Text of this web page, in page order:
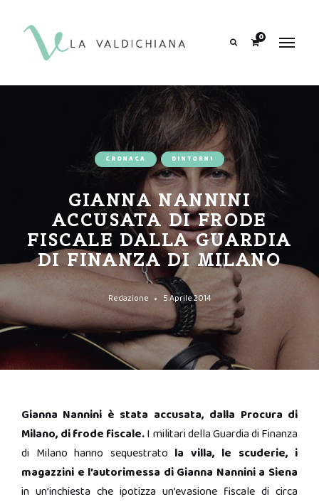
0
CRONACA DINTORNI
GIANNA NANNINI
ACCUSATA DI FRODE
FISCALE DALLA GUARDIA
DI FINANZA DI MILANO
Redazione 5 Aprile 2014
Gianna Nannini è stata accusata, dalla Procura di
Milano, di frode fiscale.I militari della Guardia di Finanza
di Milano hanno sequestrato la villa, le scuderie, i
magazzini e l’autorimessa di Gianna Nannini a Siena
in un’inchiesta che ipotizza un’evasione fiscale di circa